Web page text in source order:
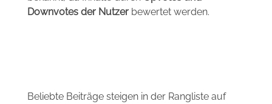
Downvotes der Nutzerbewertet werden.
Beliebte Beiträge steigen in der Rangliste auf